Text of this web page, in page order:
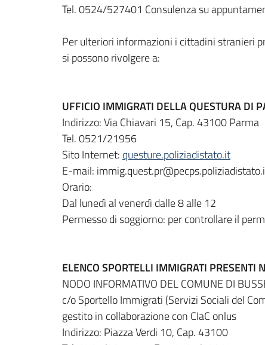
Tel. 0524/527401 Consulenza su
Per ulteriori informazioni i cittadini stranieri
si possono rivolgere a:
UFFICIO IMMIGRATI DELLA QUESTURA DI
Indirizzo: Via Chiavari 15, Cap. 43100 Parma
Tel. 0521/21956
Sito Internet: questure.poliziadistato.it
E-mail:
Orario:
Dal lunedì al venerdì dalle 8 alle 12
Permesso di soggiorno: per controllare il
ELENCO SPORTELLI IMMIGRATI PRESENTI
NODO INFORMATIVO DEL COMUNE DI
c/o Sportello Immigrati (Servizi Sociali del
gestito in collaborazione con CIaC onlus
Indirizzo: Piazza Verdi 10, Cap. 43100